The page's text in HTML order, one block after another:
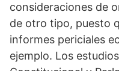
consideraciones de
de otro tipo, puesto
informes periciales
ejemplo. Los